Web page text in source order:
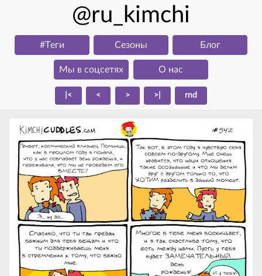
@ru_kimchi
#Тeги Сезоны Блог
Мы в соцсетях О нас
|< < > >| rnd